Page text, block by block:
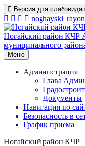
Перейти
к
содержимому
Версия для
Ногайский район КЧР
муниципального
Меню
Администрация
Глава
Документы
Навигация по
Безопасность в
График приема
Ногайский район КЧР